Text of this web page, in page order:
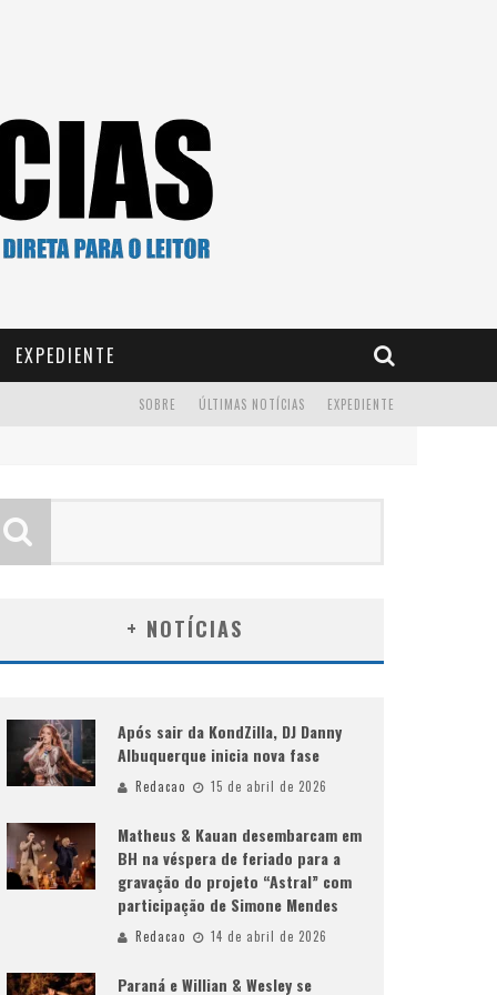
EXPEDIENTE
EXPEDIENTE
ÚLTIMAS NOTÍCIAS
SOBRE
+ NOTÍCIAS
Após sair da KondZilla, DJ Danny
Albuquerque inicia nova fase
Redacao 15 de abril de 2026
Matheus & Kauan desembarcam em
BH na véspera de feriado para a
gravação do projeto “Astral” com
participação de Simone Mendes
Redacao 14 de abril de 2026
Paraná e Willian & Wesley se